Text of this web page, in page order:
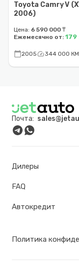
Toyota Camry V
2006)
Цена: 6 590 000 ₸
Ежемесячно от: 179
calendar_today2005speed344 000 КМ
Почта:
Дилеры
FAQ
Автокредит
Политика